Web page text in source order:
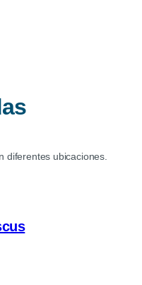
diferentes ubicaciones.